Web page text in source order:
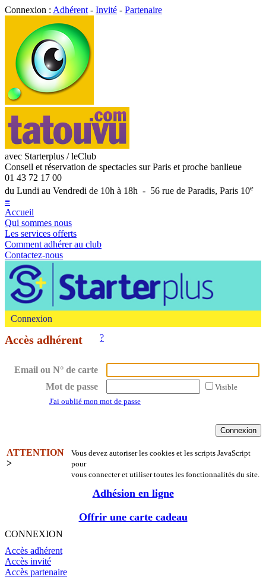
Connexion : Adhérent - Invité - Partenaire
avec Starterplus / leClub
Conseil et réservation de spectacles sur Paris et proche banlieue
01 43 72 17 00
du Lundi au Vendredi de 10h à 18h - 56 rue de Paradis, Paris 10e
≡
Accueil
Qui sommes nous
Les services offerts
Comment adhérer au club
Contactez-nous
Connexion
Accès adhérent ?
Email ou N° de carte
Mot de passe
Visible
J'ai oublié mon mot de passe
ATTENTION
>
Vous devez autoriser les cookies et les scripts JavaScript
pour
vous connecter et utiliser toutes les fonctionnalités du site.
Adhésion en ligne
Offrir une carte cadeau
CONNEXION
Accès adhérent
Accès invité
Accès partenaire